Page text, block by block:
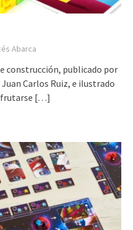
Abarca
construcción, publicado por
Carlos Ruiz, e ilustrado
[…]